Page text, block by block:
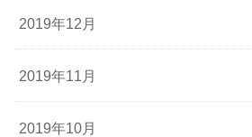
2019年12月
2019年11月
2019年10月